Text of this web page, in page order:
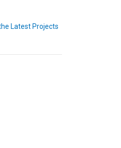
Latest Projects